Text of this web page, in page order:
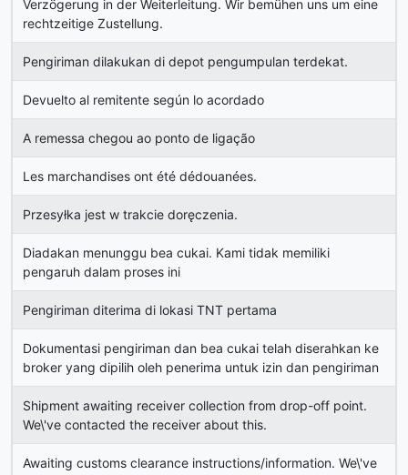
Verzögerung in der Weiterleitung. Wir bemühen uns um eine
rechtzeitige Zustellung.
Pengiriman dilakukan di depot pengumpulan terdekat.
Devuelto al remitente según lo acordado
A remessa chegou ao ponto de ligação
Les marchandises ont été dédouanées.
Przesyłka jest w trakcie doręczenia.
Diadakan menunggu bea cukai. Kami tidak memiliki
pengaruh dalam proses ini
Pengiriman diterima di lokasi TNT pertama
Dokumentasi pengiriman dan bea cukai telah diserahkan ke
broker yang dipilih oleh penerima untuk izin dan pengiriman
Shipment awaiting receiver collection from drop-off point.
We\'ve contacted the receiver about this.
Awaiting customs clearance instructions/information. We\'ve